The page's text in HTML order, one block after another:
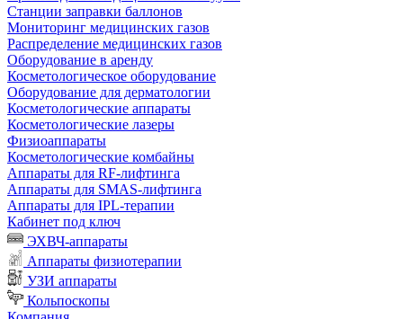
Станции заправки баллонов
Мониторинг медицинских газов
Распределение медицинских газов
Оборудование в аренду
Косметологическое оборудование
Оборудование для дерматологии
Косметологические аппараты
Косметологические лазеры
Физиоаппараты
Косметологические комбайны
Аппараты для RF-лифтинга
Аппараты для SMAS-лифтинга
Аппараты для IPL-терапии
Кабинет под ключ
ЭХВЧ-аппараты
Аппараты физиотерапии
УЗИ аппараты
Кольпоскопы